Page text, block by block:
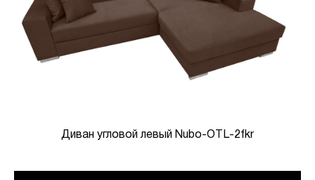
Диван угловой левый Nubo-OTL-2fkr